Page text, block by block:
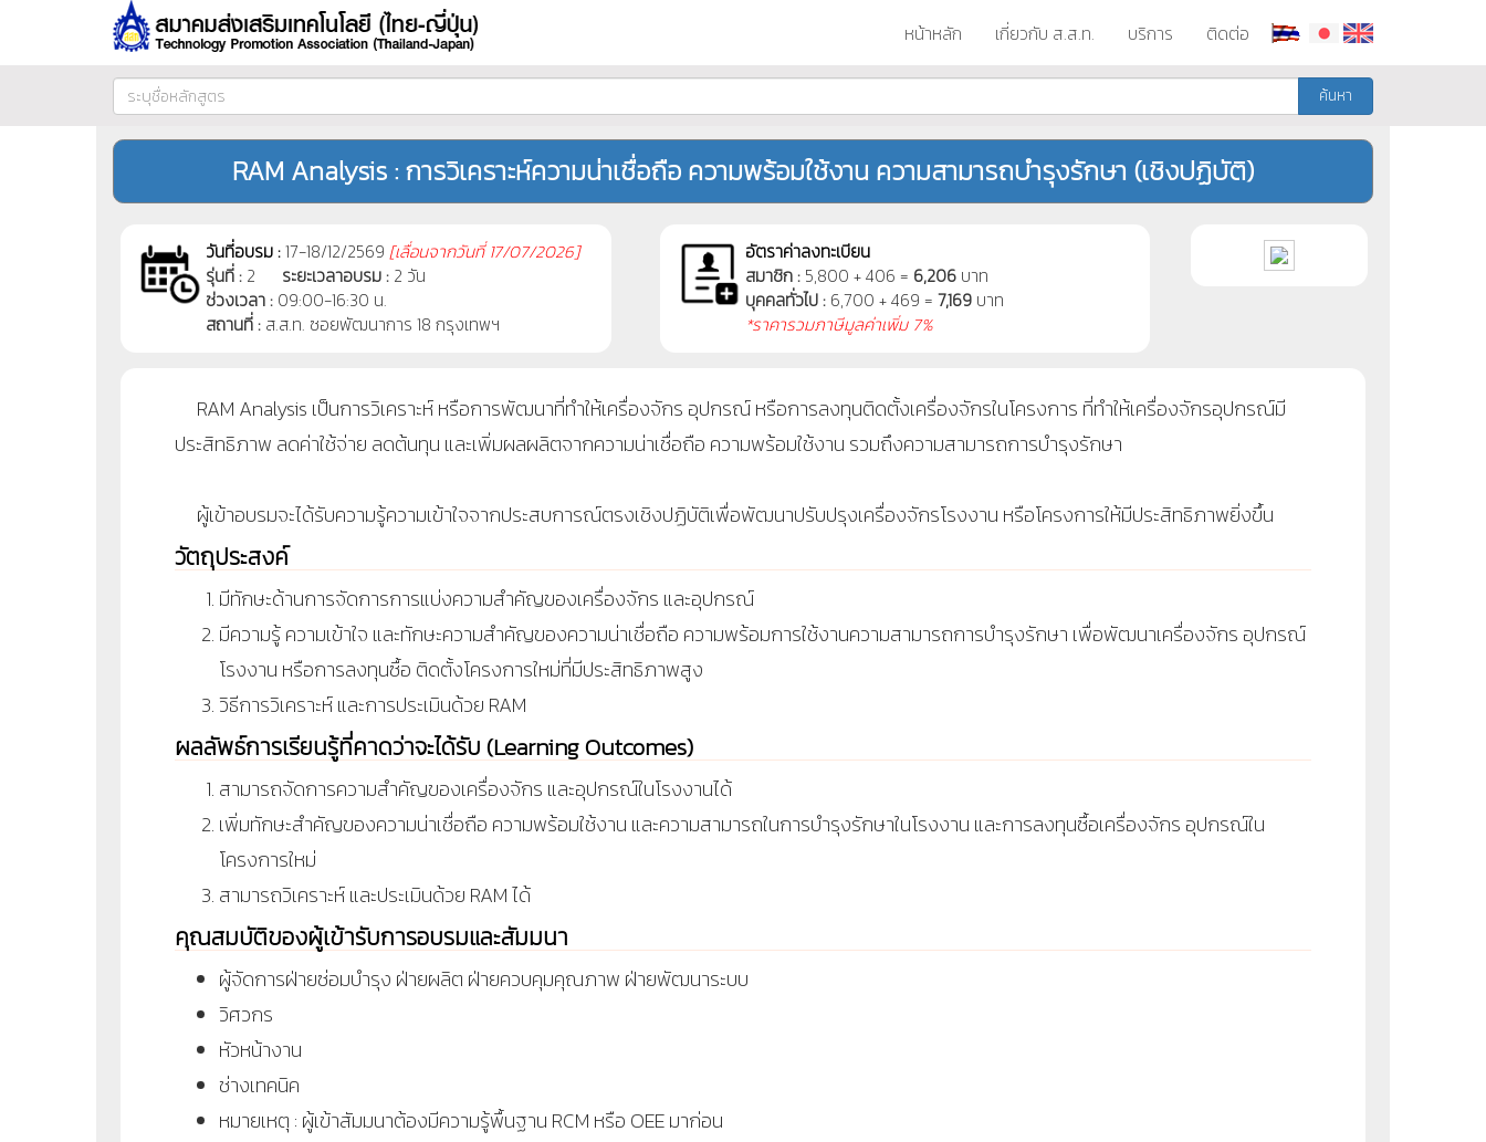
หน้าหลัก เกี่ยวกับ ส.ส.ท. บริการ ติดต่อ
ค้นหา
RAM Analysis : การวิเคราะห์ความน่าเชื่อถือ ความพร้อมใช้งาน ความสามารถบำรุงรักษา (เชิงปฏิบัติ)
วันที่อบรม :17-18/12/2569 [เลื่อนจากวันที่17/07/2026]
รุ่นที่ : 2 ระยะเวลาอบรม : 2 วัน
ช่วงเวลา : 09:00-16:30 น.
สถานที่ : ส.ส.ท. ซอยพัฒนาการ 18 กรุงเทพฯ
อัตราค่าลงทะเบียน
สมาชิก :5,800 + 406 = 6,206บาท
บุคคลทั่วไป :6,700 + 469 = 7,169บาท
*ราคารวมภาษีมูลค่าเพิ่ม 7%
RAM Analysis เป็นการวิเคราะห์ หรือการพัฒนาที่ทำให้เครื่องจักร อุปกรณ์ หรือการลงทุนติดตั้งเครื่องจักรในโครงการ ที่ทำให้เครื่องจักรอุปกรณ์มี
ประสิทธิภาพ ลดค่าใช้จ่าย ลดต้นทุน และเพิ่มผลผลิตจากความน่าเชื่อถือ ความพร้อมใช้งาน รวมถึงความสามารถการบำรุงรักษา
ผู้เข้าอบรมจะได้รับความรู้ความเข้าใจจากประสบการณ์ตรงเชิงปฏิบัติเพื่อพัฒนาปรับปรุงเครื่องจักรโรงงาน หรือโครงการให้มีประสิทธิภาพยิ่งขึ้น
วัตถุประสงค์
มีทักษะด้านการจัดการการแบ่งความสำคัญของเครื่องจักร และอุปกรณ์
มีความรู้ ความเข้าใจ และทักษะความสำคัญของความน่าเชื่อถือ ความพร้อมการใช้งานความสามารถการบำรุงรักษา เพื่อพัฒนาเครื่องจักร อุปกรณ์
โรงงาน หรือการลงทุนซื้อ ติดตั้งโครงการใหม่ที่มีประสิทธิภาพสูง
วิธีการวิเคราะห์ และการประเมินด้วย RAM
ผลลัพธ์การเรียนรู้ที่คาดว่าจะได้รับ (Learning Outcomes)
สามารถจัดการความสำคัญของเครื่องจักร และอุปกรณ์ในโรงงานได้
เพิ่มทักษะสำคัญของความน่าเชื่อถือ ความพร้อมใช้งาน และความสามารถในการบำรุงรักษาในโรงงาน และการลงทุนซื้อเครื่องจักร อุปกรณ์ใน
โครงการใหม่
สามารถวิเคราะห์ และประเมินด้วย RAM ได้
คุณสมบัติของผู้เข้ารับการอบรมและสัมมนา
ผู้จัดการฝ่ายซ่อมบำรุง ฝ่ายผลิต ฝ่ายควบคุมคุณภาพ ฝ่ายพัฒนาระบบ
วิศวกร
หัวหน้างาน
ช่างเทคนิค
หมายเหตุ : ผู้เข้าสัมมนาต้องมีความรู้พื้นฐาน RCM หรือ OEE มาก่อน